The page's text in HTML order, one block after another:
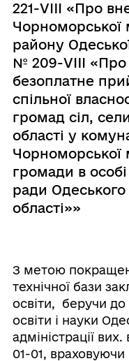
221-VIII «Про
Чорноморської
району
№ 209-VIII «Про
безоплатне
спільної
громад сіл,
області у
Чорноморської
громади в
ради
області»»
З метою
технічної бази
освіти, беручи
освіти і науки
адміністрації
01-01, враховуючи